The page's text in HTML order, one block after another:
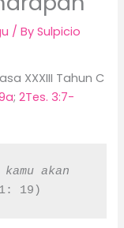
/ BySulpicio
XXXIII Tahun C
;2Tes. 3:7-
akan
19)